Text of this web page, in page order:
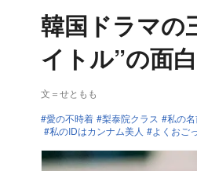
韓国ドラマの
イトル”の面
文＝せともも
愛の不時着
梨泰院クラス 私の
私のIDはカンナム美人
よくおご